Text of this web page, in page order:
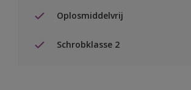
Oplosmiddelvrij
Schrobklasse 2